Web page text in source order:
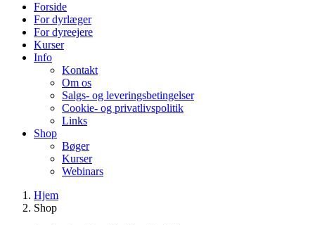
Forside
For dyrlæger
For dyreejere
Kurser
Info
Kontakt
Om os
Salgs- og leveringsbetingelser
Cookie- og privatlivspolitik
Links
Shop
Bøger
Kurser
Webinars
Hjem
Shop